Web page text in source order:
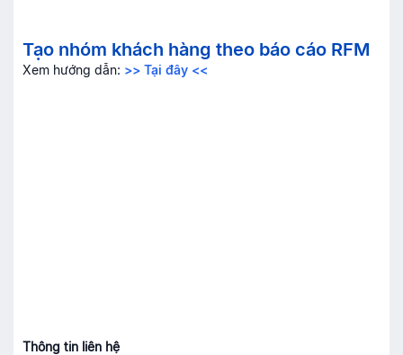
Tạo nhóm khách hàng theo báo cáo RFM
Xem hướng dẫn: >> Tại đây <<
Thông tin liên hệ